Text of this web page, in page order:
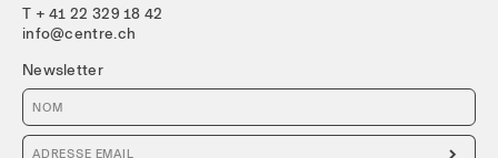
T + 41 22 329 18 42
info@centre.ch
Newsletter
